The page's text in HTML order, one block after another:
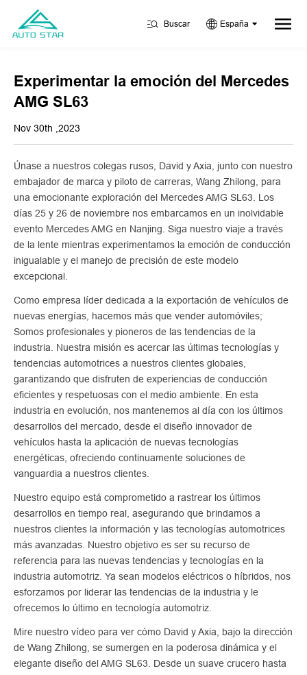
Buscar España
Experimentar la emoción del Mercedes
AMG SL63
Nov 30th ,2023
Únase a nuestros colegas rusos, David y Axia, junto con nuestro
embajador de marca y piloto de carreras, Wang Zhilong, para
una emocionante exploración del Mercedes AMG SL63. Los
días 25 y 26 de noviembre nos embarcamos en un inolvidable
evento Mercedes AMG en Nanjing. Siga nuestro viaje a través
de la lente mientras experimentamos la emoción de conducción
inigualable y el manejo de precisión de este modelo
excepcional.
Como empresa líder dedicada a la exportación de vehículos de
nuevas energías, hacemos más que vender automóviles;
Somos profesionales y pioneros de las tendencias de la
industria. Nuestra misión es acercar las últimas tecnologías y
tendencias automotrices a nuestros clientes globales,
garantizando que disfruten de experiencias de conducción
eficientes y respetuosas con el medio ambiente. En esta
industria en evolución, nos mantenemos al día con los últimos
desarrollos del mercado, desde el diseño innovador de
vehículos hasta la aplicación de nuevas tecnologías
energéticas, ofreciendo continuamente soluciones de
vanguardia a nuestros clientes.
Nuestro equipo está comprometido a rastrear los últimos
desarrollos en tiempo real, asegurando que brindamos a
nuestros clientes la información y las tecnologías automotrices
más avanzadas. Nuestro objetivo es ser su recurso de
referencia para las nuevas tendencias y tecnologías en la
industria automotriz. Ya sean modelos eléctricos o híbridos, nos
esforzamos por liderar las tendencias de la industria y le
ofrecemos lo último en tecnología automotriz.
Mire nuestro vídeo para ver cómo David y Axia, bajo la dirección
de Wang Zhilong, se sumergen en la poderosa dinámica y el
elegante diseño del AMG SL63. Desde un suave crucero hasta